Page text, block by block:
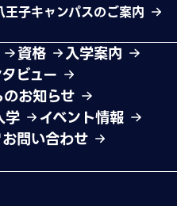
王子キャンパスのご案内
資格
入学案内
ビュー
お知らせ
学
イベント情報
お問い合わせ